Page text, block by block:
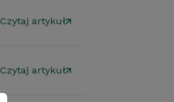
Czytaj artykuł
Czytaj artykuł